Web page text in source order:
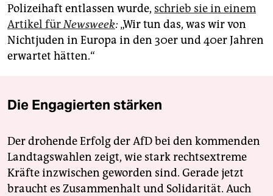
Polizeihaft entlassen wurde, schrieb sie in einem
Artikel fürNewsweek: „Wir tun das, was wir von
Nichtjuden in Europa in den 30er und 40er Jahren
erwartet hätten.“
Die Engagierten stärken
Der drohende Erfolg der AfD bei den kommenden
Landtagswahlen zeigt, wie stark rechtsextreme
Kräfte inzwischen geworden sind. Gerade jetzt
braucht es Zusammenhalt und Solidarität. Auch